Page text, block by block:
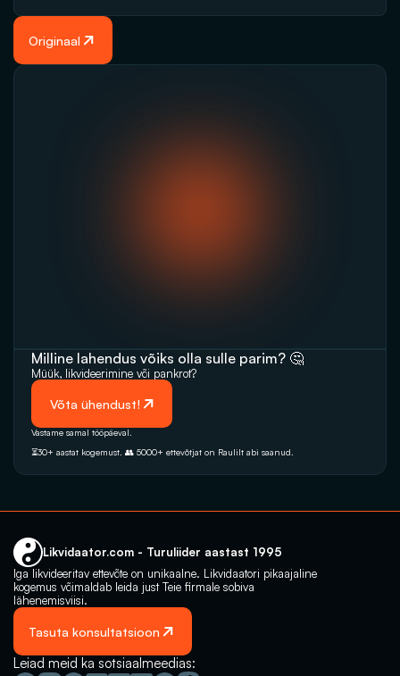
Originaal
Milline lahendus võiks olla sulle parim? 🤔
Müük, likvideerimine‬‭ või pankrot?
Võta ühendust!
Vastame samal tööpäeval.
⏳30+ aastat kogemust. 👥 5000+‭ ettevõtjat on Raulilt abi saanud.‬
Likvidaator.com - Turuliider aastast 1995
Iga likvideeritav ettevõte on unikaalne. Likvidaatori pikaajaline
kogemus võimaldab leida just Teie firmale sobiva
lähenemisviisi.
Tasuta konsultatsioon
Leiad meid ka sotsiaalmeedias: